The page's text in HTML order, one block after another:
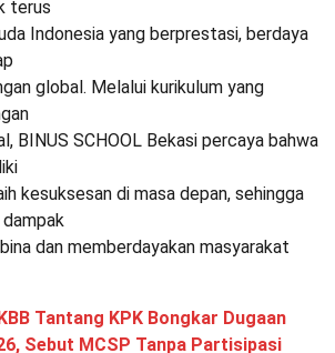
terus
Indonesia yang berprestasi, berdaya
global. Melalui kurikulum yang
BINUS SCHOOL Bekasi percaya bahwa
kesuksesan di masa depan, sehingga
dan memberdayakan masyarakat
Tantang KPK Bongkar Dugaan
Sebut MCSP Tanpa Partisipasi